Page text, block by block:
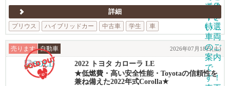
詳細
プリウス
ハイブリッドカー 中古車 学生 車
売ります 自動車 2026年07月18日(土)
2022 トヨタ カローラ LE
★低燃費・高い安全性能・Toyotaの信頼性を
兼ね備えた2022年式Corolla★